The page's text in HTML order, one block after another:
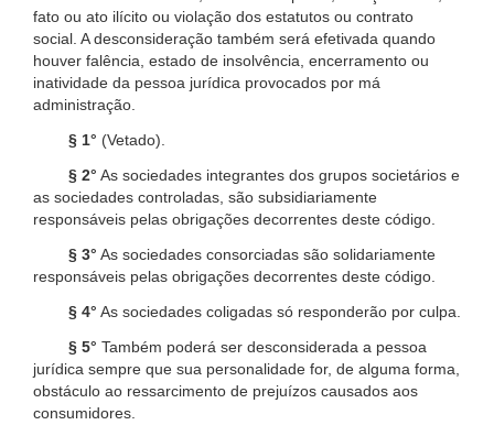
fato ou ato ilícito ou violação dos estatutos ou contrato
social. A desconsideração também será efetivada quando
houver falência, estado de insolvência, encerramento ou
inatividade da pessoa jurídica provocados por má
administração.
§ 1° (Vetado).
§ 2° As sociedades integrantes dos grupos societários e
as sociedades controladas, são subsidiariamente
responsáveis pelas obrigações decorrentes deste código.
§ 3° As sociedades consorciadas são solidariamente
responsáveis pelas obrigações decorrentes deste código.
§ 4° As sociedades coligadas só responderão por culpa.
§ 5° Também poderá ser desconsiderada a pessoa
jurídica sempre que sua personalidade for, de alguma forma,
obstáculo ao ressarcimento de prejuízos causados aos
consumidores.